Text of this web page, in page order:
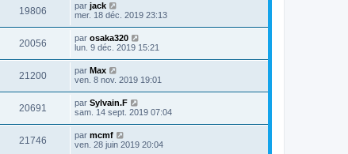
19806 par jack
mer. 18 déc. 2019 23:13
20056 par osaka320
lun. 9 déc. 2019 15:21
21200 par Max
ven. 8 nov. 2019 19:01
20691 par Sylvain.F
sam. 14 sept. 2019 07:04
21746 par mcmf
ven. 28 juin 2019 20:04